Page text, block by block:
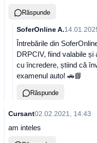
Răspunde
SoferOnline A.
Întrebările din
DRPCIV, fiind valabile
cu încredere, știind că
examenul auto! 🚗📘
Răspunde
Cursant02.02.2021, 14:43
am inteles